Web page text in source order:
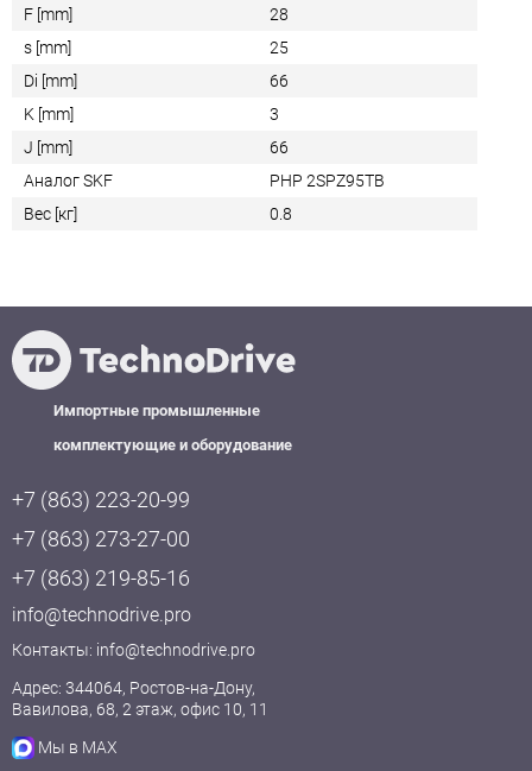
F [mm]
28
s [mm]
25
Di [mm]
66
K [mm]
3
J [mm]
66
Аналог SKF
PHP 2SPZ95TB
Вес [кг]
0.8
Импортные промышленные
комплектующие и оборудование
+7 (863) 223-20-99
+7 (863) 273-27-00
+7 (863) 219-85-16
info@technodrive.pro
Контакты: info@technodrive.pro
Адрес: 344064, Ростов-на-Дону,
Вавилова, 68, 2 этаж, офис 10, 11
Мы в MAX